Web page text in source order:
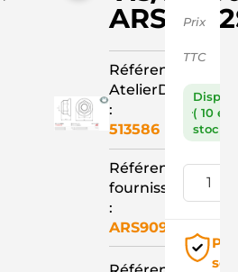
Référence
AtelierD
:
513586
Référence
fournisseur
:
ARS9092S
Prix
TTC
( 10 en
stock )